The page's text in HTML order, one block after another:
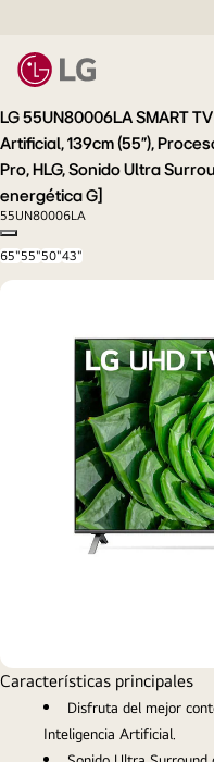
LG 55UN80006LA SMART
Artificial, 139cm (55"),
Pro, HLG, Sonido Ultra
energética G]
55UN80006LA
Copy model name
65"55"50"43"
Características principales
Disfruta del mejor
Inteligencia Artificial.